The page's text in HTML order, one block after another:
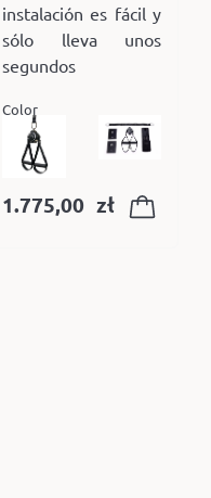
instalación es fácil y
sólo lleva unos
segundos
Color
1.775,00 zł